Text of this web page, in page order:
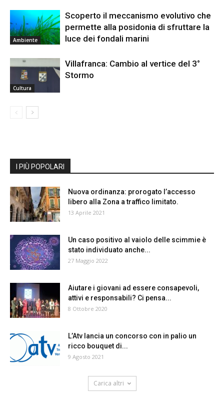
Ambiente
Scoperto il meccanismo evolutivo che
permette alla posidonia di sfruttare la
luce dei fondali marini
Cultura
Villafranca: Cambio al vertice del 3°
Stormo
I PIÙ POPOLARI
Nuova ordinanza: prorogato l’accesso
libero alla Zona a traffico limitato.
13 Aprile 2021
Un caso positivo al vaiolo delle scimmie è
stato individuato anche...
27 Maggio 2022
Aiutare i giovani ad essere consapevoli,
attivi e responsabili? Ci pensa...
8 Ottobre 2020
L’Atv lancia un concorso con in palio un
ricco bouquet di...
9 Agosto 2021
Carica altri